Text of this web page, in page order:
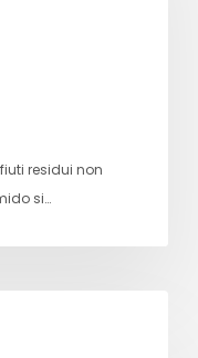
residui non
si…